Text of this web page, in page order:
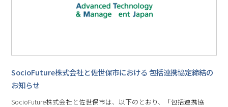
SocioFuture株式会社と佐世保市における 包括連携協定締結の
お知らせ
SocioFuture株式会社と佐世保市は、以下のとおり、「包括連携協